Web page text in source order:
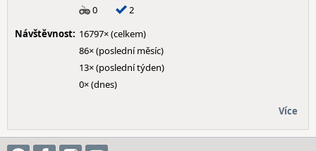
0
2
Návštěvnost: 16797× (celkem)
86× (poslední měsíc)
13× (poslední týden)
0× (dnes)
Více